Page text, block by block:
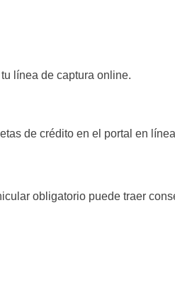
línea de captura online.
de crédito en el portal en
obligatorio puede traer